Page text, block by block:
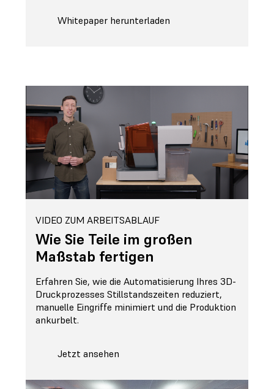
Whitepaper herunterladen
VIDEO ZUM ARBEITSABLAUF
Wie Sie Teile im großen
Maßstab fertigen
Erfahren Sie, wie die Automatisierung Ihres 3D-
Druckprozesses Stillstandszeiten reduziert,
manuelle Eingriffe minimiert und die Produktion
ankurbelt.
Jetzt ansehen